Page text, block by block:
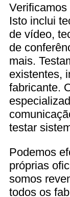
Isto inclui
de vídeo,
de
mais.
existentes,
fabricante.
testar
Podemos
próprias
somos
todos os